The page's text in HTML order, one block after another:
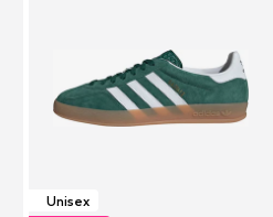
Unisex